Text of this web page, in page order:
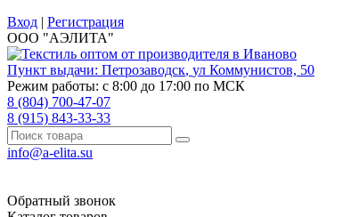
Вход | Регистрация
ООО "АЭЛИТА"
Пункт выдачи: Петрозаводск, ул Коммунистов, 50
Режим работы: с 8:00 до 17:00 по МСК
8 (804) 700-47-07
8 (915) 843-33-33
info@a-elita.su
Обратный звонок